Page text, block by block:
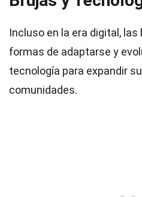
Incluso en la era digital,
formas de adaptarse y
tecnología para expandir
comunidades.